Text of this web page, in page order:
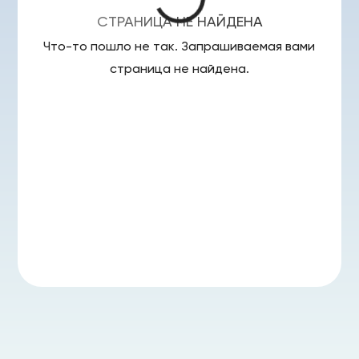
СТРАНИЦА НЕ НАЙДЕНА
Что-то пошло не так. Запрашиваемая вами
страница не найдена.